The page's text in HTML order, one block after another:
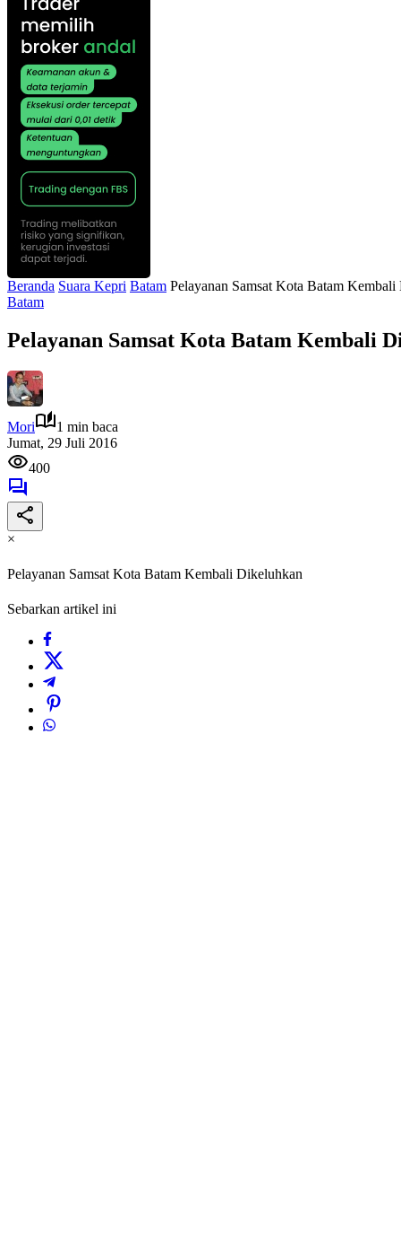
Beranda Suara Kepri Batam Pelayanan Samsat Kota Batam
Batam
Pelayanan Samsat Kota Batam Kembali
Mori
1 min baca
Jumat, 29 Juli 2016
400
×
Pelayanan Samsat Kota Batam Kembali Dikeluhkan
Sebarkan artikel ini